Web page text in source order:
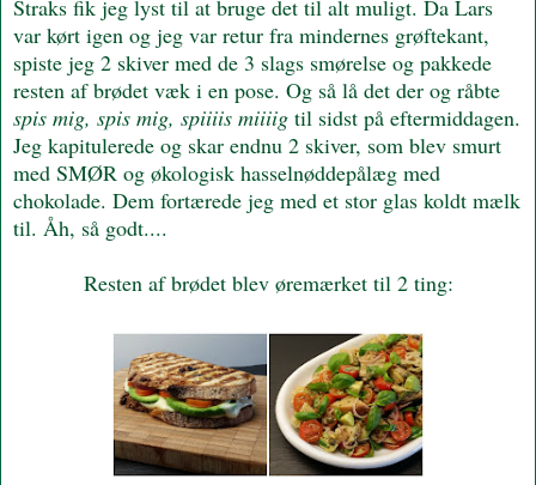
Straks fik jeg lyst til at bruge det til alt muligt. Da Lars
var kørt igen og jeg var retur fra mindernes grøftekant,
spiste jeg 2 skiver med de 3 slags smørelse og pakkede
resten af brødet væk i en pose. Og så lå det der og råbte
spis mig, spis mig, spiiiis miiiig til sidst på eftermiddagen.
Jeg kapitulerede og skar endnu 2 skiver, som blev smurt
med SMØR og økologisk hasselnøddepålæg med
chokolade. Dem fortærede jeg med et stor glas koldt mælk
til. Åh, så godt....
Resten af brødet blev øremærket til 2 ting: